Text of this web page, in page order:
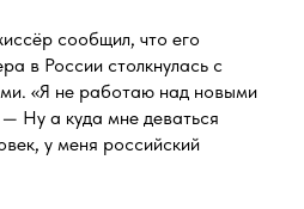
сообщил, что его
в России столкнулась с
«Я не работаю над новыми
Ну а куда мне деваться
у меня российский